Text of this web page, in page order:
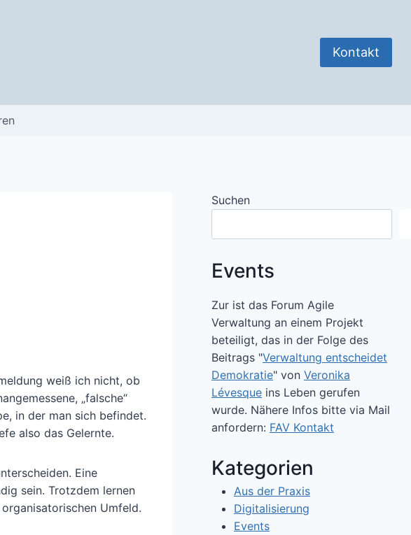
Kontakt
weiß ich nicht, ob
„falsche“
in der man sich befindet.
also das Gelernte.
Eine
sein. Trotzdem lernen
Umfeld.
Suchen
Events
Zur ist das Forum Agile
Verwaltung an einem Projekt
beteiligt, das in der Folge des
Beitrags "Verwaltung entscheidet
Demokratie" von Veronika
Lévesque ins Leben gerufen
wurde. Nähere Infos bitte via Mail
anfordern: FAV Kontakt
Kategorien
Aus der Praxis
Digitalisierung
Events